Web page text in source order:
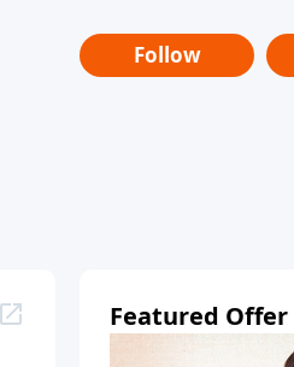
Follow
Featured Offer